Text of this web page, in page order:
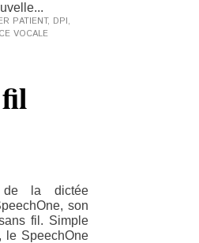
PATIENT, DPI,
VOCALE
de la dictée
son
fil. Simple
le SpeechOne